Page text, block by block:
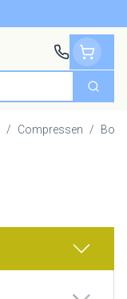
Zoek
/ Compressen /